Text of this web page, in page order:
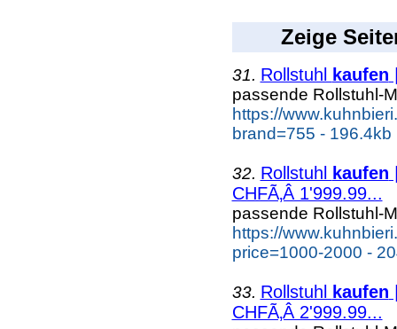
Zeige
31. Rollstuhl kaufen
passende Rollstuhl-
https://
brand=755 - 196.4kb
32. Rollstuhl kaufen
CHFÃ‚Â 1'999.99...
passende Rollstuhl-
https://
price=1000-2000 -
33. Rollstuhl kaufen
CHFÃ‚Â 2'999.99...